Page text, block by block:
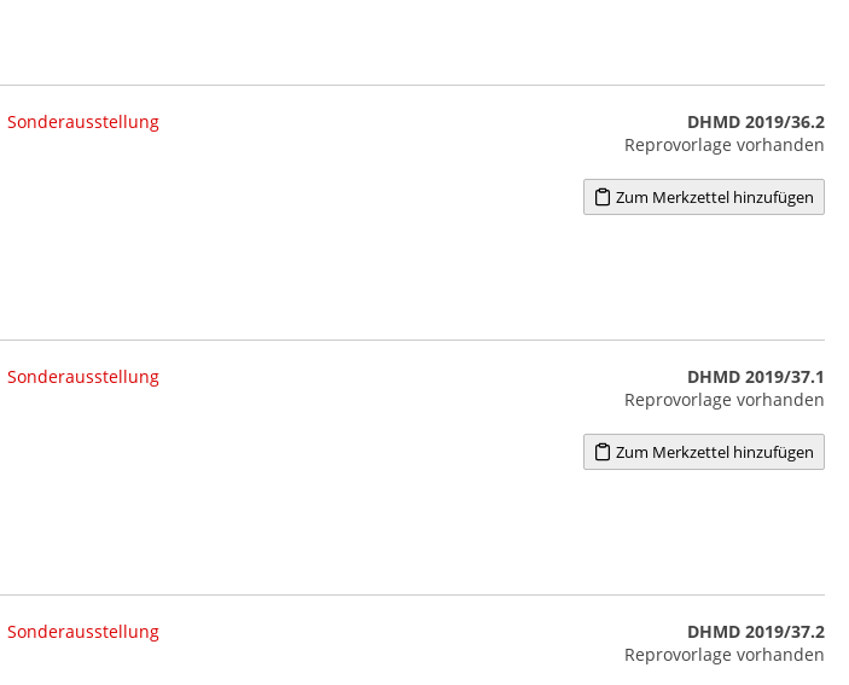
Sonderausstellung
DHMD 2019/36.2
Reprovorlage vorhanden
Zum Merkzettel hinzufügen
Sonderausstellung
DHMD 2019/37.1
Reprovorlage vorhanden
Zum Merkzettel hinzufügen
Sonderausstellung
DHMD 2019/37.2
Reprovorlage vorhanden